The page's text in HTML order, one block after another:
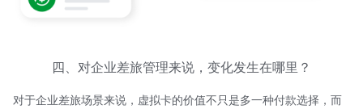
四、对企业差旅管理来说，变化发生在哪里？
对于企业差旅场景来说，虚拟卡的价值不只是多一种付款选择，而